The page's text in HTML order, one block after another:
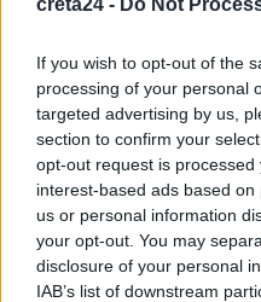
creta24 - Do Not
If you wish to opt-out of the
processing of your personal
targeted advertising by us,
section to confirm your
opt-out request is
interest-based ads based
us or personal information
your opt-out. You may
disclosure of your personal
IAB’s list of downstream
6 Αυγούστου, 2026
ΟΠΕΚΑ: Νέα πληρωμή στις 7
πολύτεκνες οικογένειες
6 Αυγούστου, 2026
TRENDING